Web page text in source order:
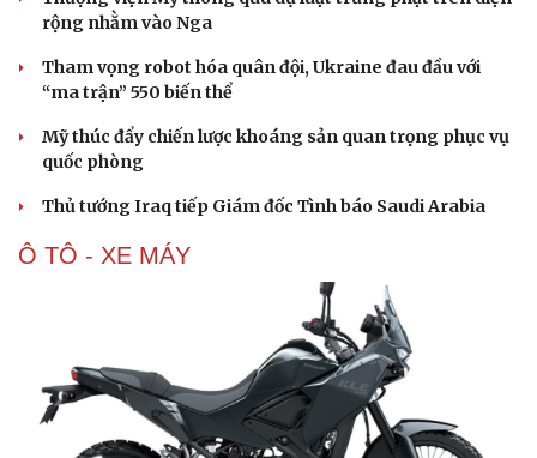
rộng nhằm vào Nga
Tham vọng robot hóa quân đội, Ukraine đau đầu với
“ma trận” 550 biến thể
Mỹ thúc đẩy chiến lược khoáng sản quan trọng phục vụ
quốc phòng
Thủ tướng Iraq tiếp Giám đốc Tình báo Saudi Arabia
Ô TÔ - XE MÁY